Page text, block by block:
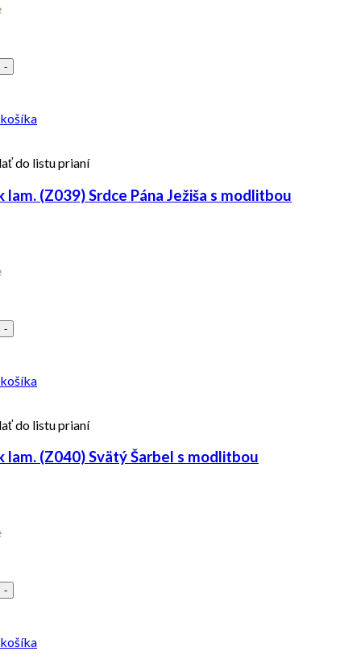
-
do listu prianí
lam. (Z039) Srdce Pána Ježiša s modlitbou
-
do listu prianí
lam. (Z040) Svätý Šarbel s modlitbou
-